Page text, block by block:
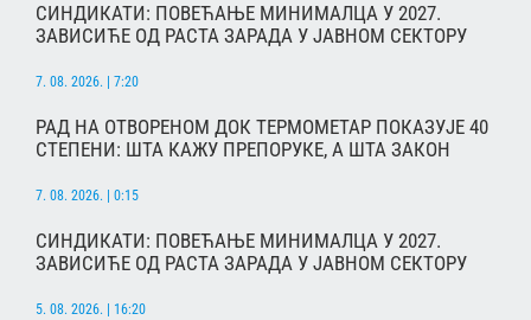
СИНДИКАТИ: ПОВЕЋАЊЕ МИНИМАЛЦА У 2027.
ЗАВИСИЋЕ ОД РАСТА ЗАРАДА У ЈАВНОМ СЕКТОРУ
7. 08. 2026. | 7:20
РАД НА ОТВОРЕНОМ ДОК ТЕРМОМЕТАР ПОКАЗУЈЕ 40
СТЕПЕНИ: ШТА КАЖУ ПРЕПОРУКЕ, А ШТА ЗАКОН
7. 08. 2026. | 0:15
СИНДИКАТИ: ПОВЕЋАЊЕ МИНИМАЛЦА У 2027.
ЗАВИСИЋЕ ОД РАСТА ЗАРАДА У ЈАВНОМ СЕКТОРУ
5. 08. 2026. | 16:20